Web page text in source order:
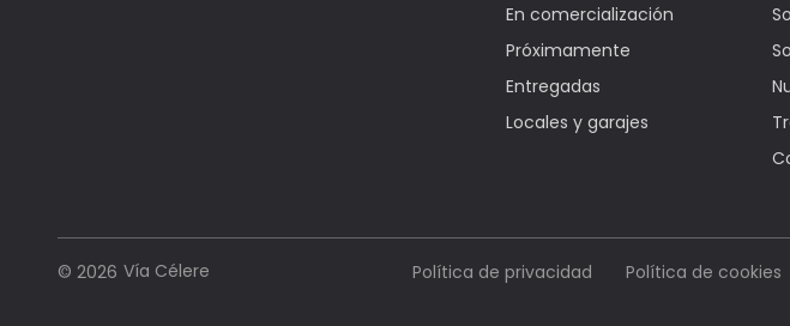
En comercialización
Próximamente
Entregadas
Locales y garajes
© 2026 Vía Célere Política de privacidad Política de cookies